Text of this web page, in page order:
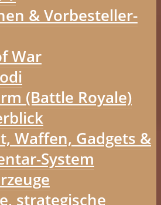
& Vorbesteller-
War
(Battle Royale)
Waffen, Gadgets &
System
strategische